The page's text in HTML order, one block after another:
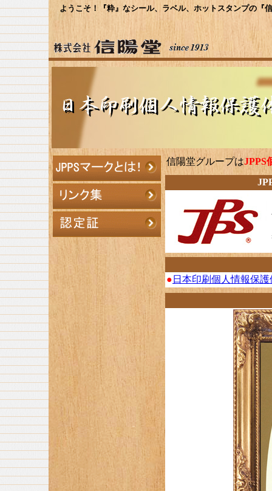
ようこそ！『粋』なシール、ラベル、ホットスタンプの『
信陽堂グループはJPPS
● 日本印刷個人情報保護